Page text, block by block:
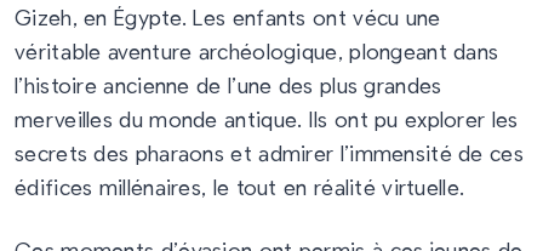
Gizeh, en Égypte. Les enfants ont vécu une
véritable aventure archéologique, plongeant dans
l’histoire ancienne de l’une des plus grandes
merveilles du monde antique. Ils ont pu explorer les
secrets des pharaons et admirer l’immensité de ces
édifices millénaires, le tout en réalité virtuelle.